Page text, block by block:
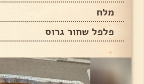
מלח
פלפל שחור גרוס